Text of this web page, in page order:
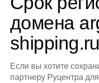
домена
Если вы хотите
партнеру Руцентра